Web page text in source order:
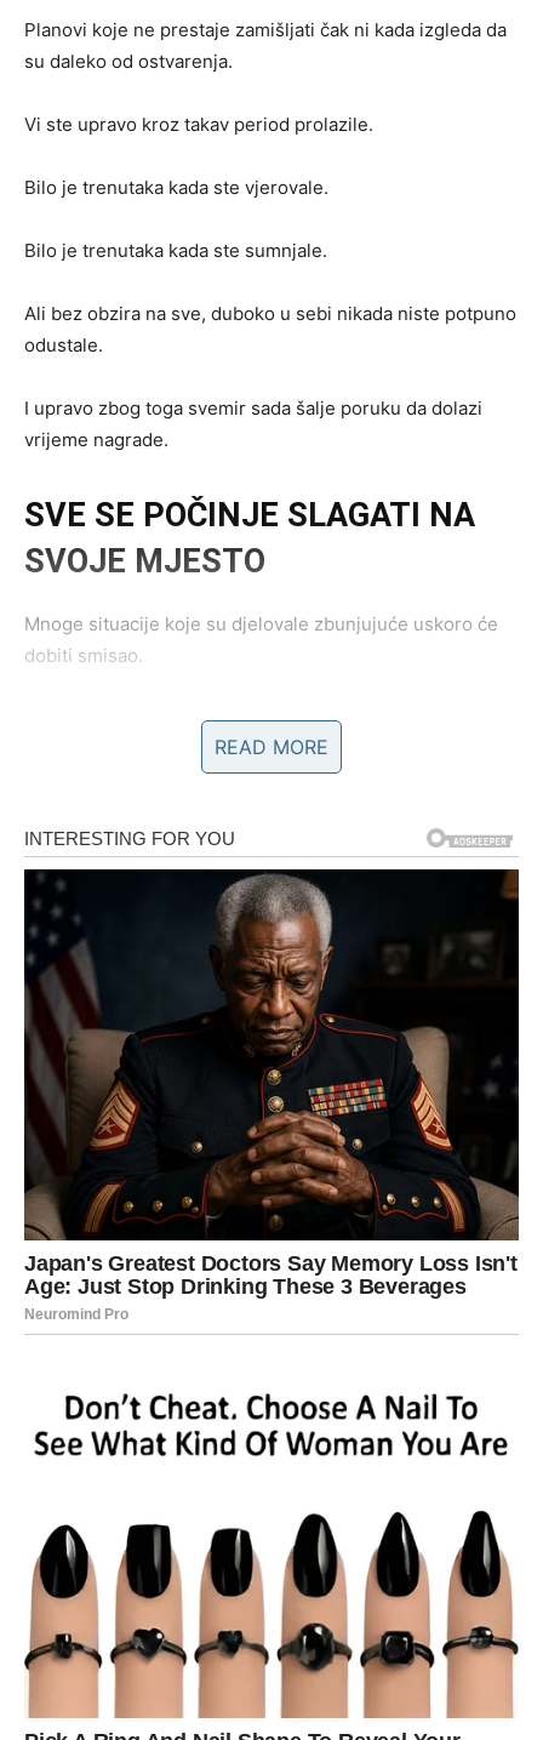
Planovi koje ne prestaje zamišljati čak ni kada izgleda da
su daleko od ostvarenja.
Vi ste upravo kroz takav period prolazile.
Bilo je trenutaka kada ste vjerovale.
Bilo je trenutaka kada ste sumnjale.
Ali bez obzira na sve, duboko u sebi nikada niste potpuno
odustale.
I upravo zbog toga svemir sada šalje poruku da dolazi
vrijeme nagrade.
SVE SE POČINJE SLAGATI NA
SVOJE MJESTO
Mnoge situacije koje su djelovale zbunjujuće uskoro će
dobiti smisao.
Odgovori koje ste tražile dolaze.
Ljudi koji su bili nejasni pokazuju svoje prave namjere.
Prilike koje su djelovale nedostižno postaju mnogo bliže.
Imaćete osjećaj da se mnoge kockice konačno slažu u
jednu cjelinu.
To nije slučajno.
To je znak da ulazite u novo životno poglavlje.
JEDAN DOGAĐAJ DONOSI
VELIKI PREOKRET
pogled izgledati sasvim obična.
Možda poruka.
Možda poslovna ponuda.
Ali upravo iz toga moglo bi nastati nešto što će imati veliki
uticaj na vašu budućnost.
Zato obratite pažnju na prilike koje dolaze.
READ MORE